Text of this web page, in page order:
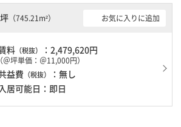
（745.21m²） お気に入りに追加
料 （税抜） ：2,479,620円
（＠坪単価：＠11,000円）
益費 （税抜）
：無し
居可能日：即日